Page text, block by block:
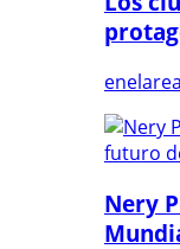
enelarea
Nery